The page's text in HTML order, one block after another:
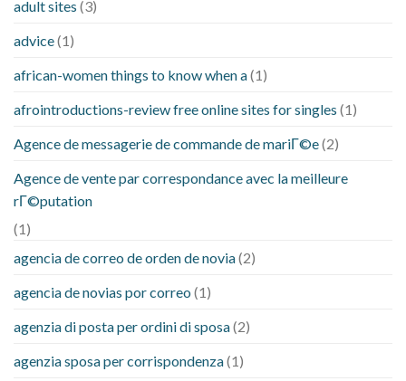
adult sites (3)
advice(1)
african-women things to know when a(1)
afrointroductions-review free online sites for singles (1)
Agence de messagerie de commande de mariГ©e(2)
Agence de vente par correspondance avec la meilleure
rГ©putation
(1)
agencia de correo de orden de novia(2)
agencia de novias por correo (1)
agenzia di posta per ordini di sposa(2)
agenzia sposa per corrispondenza(1)